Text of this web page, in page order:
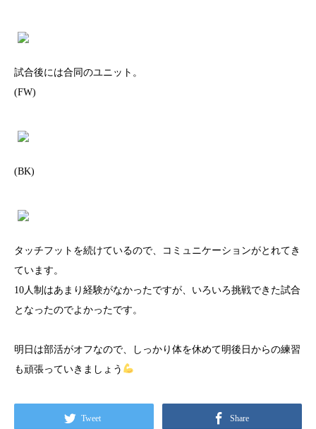
試合後には合同のユニット。
(FW)
(BK)
タッチフットを続けているので、コミュニケーションがとれてき
ています。
10人制はあまり経験がなかったですが、いろいろ挑戦できた試合
となったのでよかったです。
明日は部活がオフなので、しっかり体を休めて明後日からの練習
も頑張っていきましょう
Tweet Share